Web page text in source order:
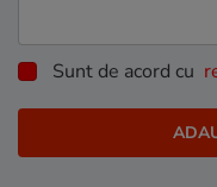
Sunt de acord cu